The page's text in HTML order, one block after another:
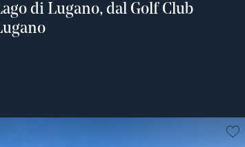
di Lugano, dal Golf Club